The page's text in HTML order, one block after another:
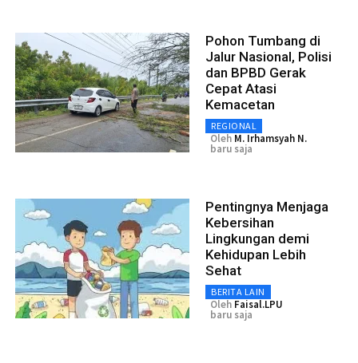
Pohon Tumbang di
Jalur Nasional, Polisi
dan BPBD Gerak
Cepat Atasi
Kemacetan
REGIONAL
Oleh M. Irhamsyah N.
baru saja
Pentingnya Menjaga
Kebersihan
Lingkungan demi
Kehidupan Lebih
Sehat
BERITA LAIN
Oleh Faisal.LPU
baru saja